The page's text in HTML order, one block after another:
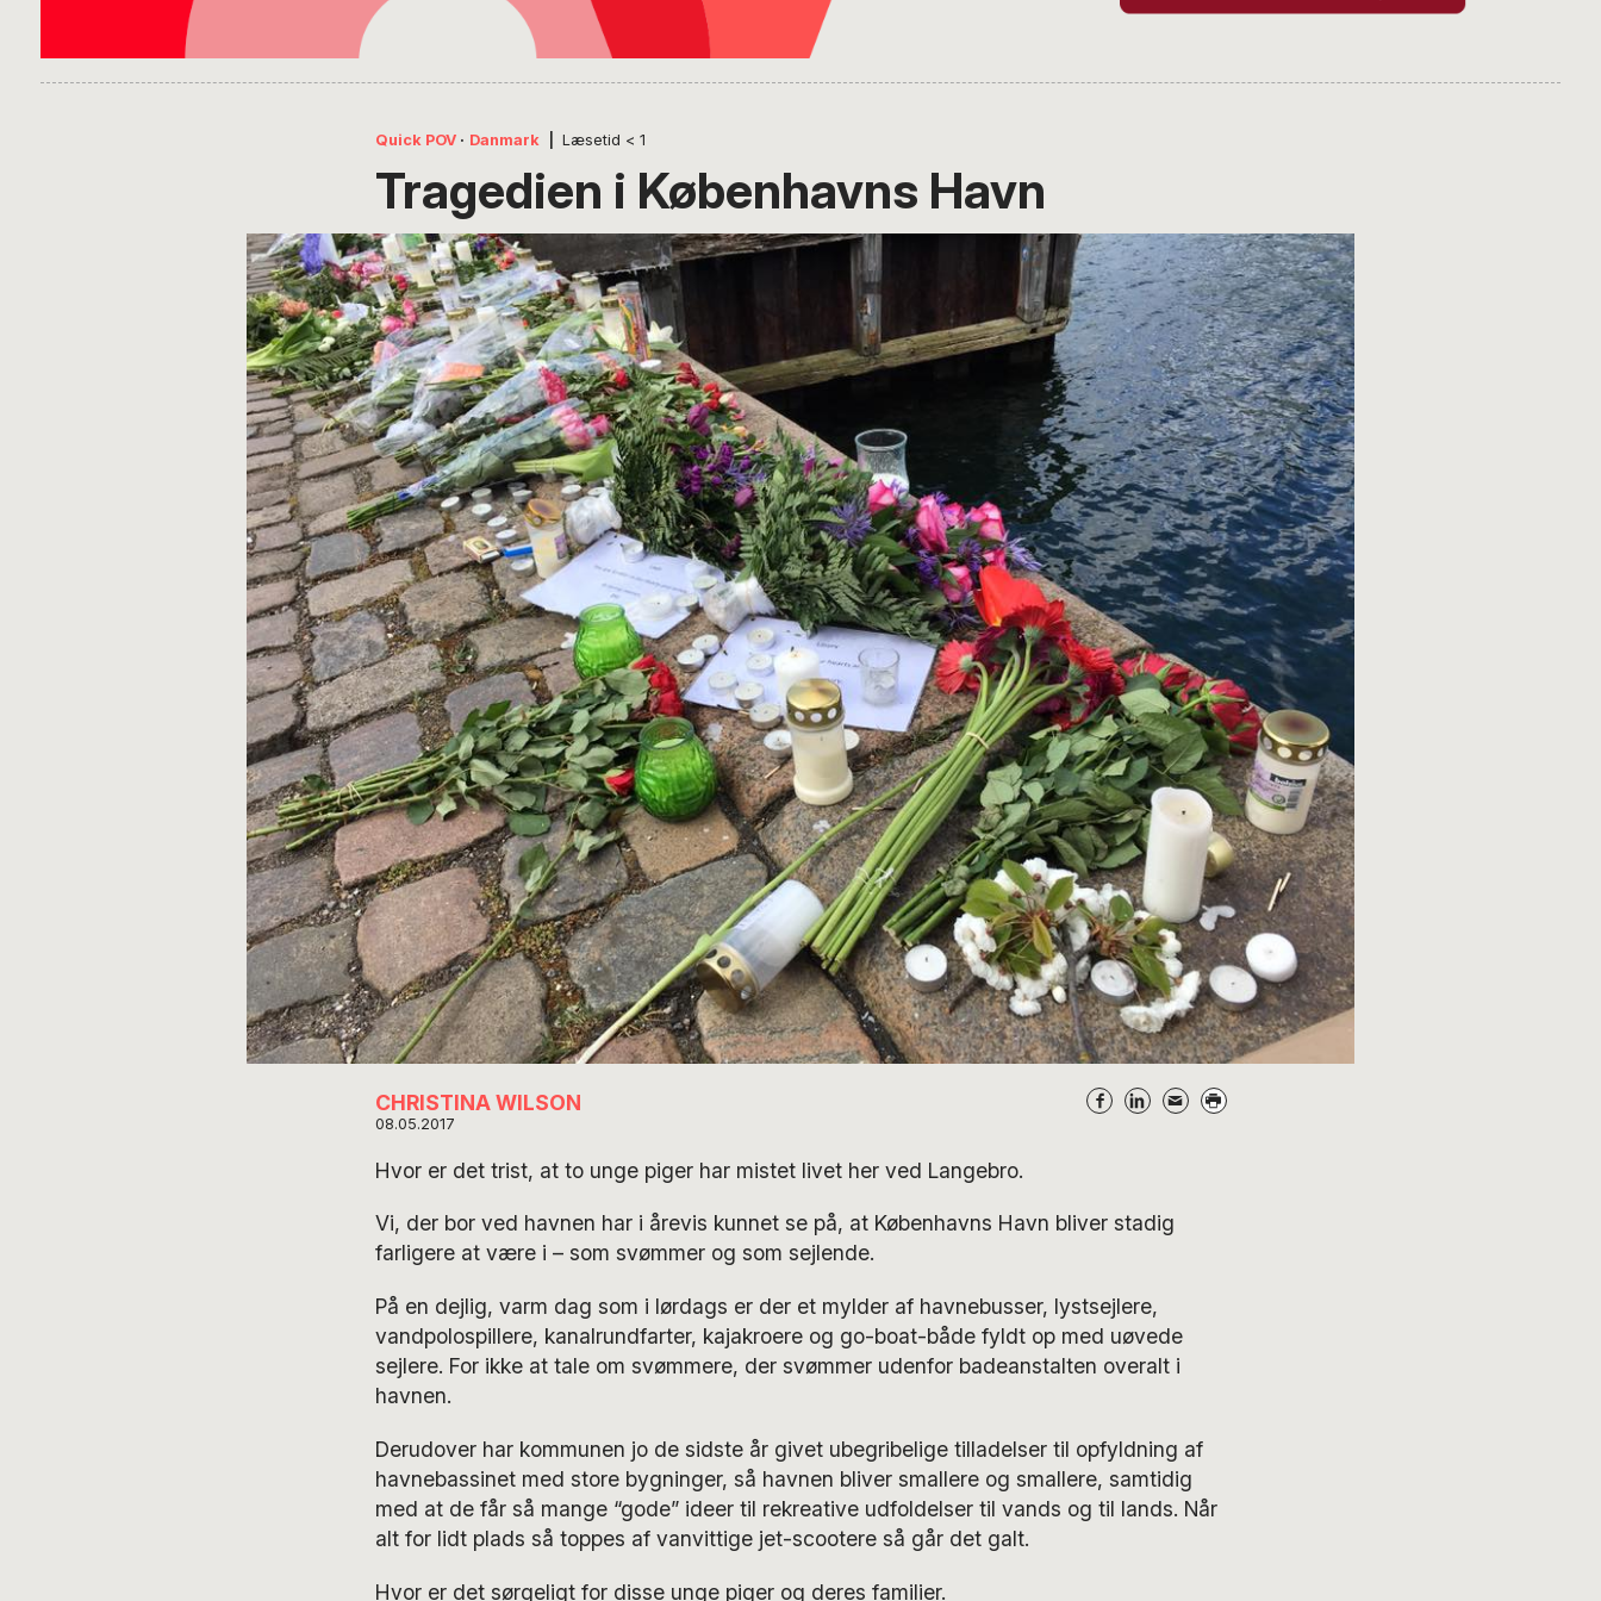
Quick POV · Danmark Læsetid < 1
Tragedien i Københavns Havn
CHRISTINA WILSON
08.05.2017
Hvor er det trist, at to unge piger har mistet livet her ved Langebro.
Vi, der bor ved havnen har i årevis kunnet se på, at Københavns Havn bliver stadig
farligere at være i – som svømmer og som sejlende.
På en dejlig, varm dag som i lørdags er der et mylder af havnebusser, lystsejlere,
vandpolospillere, kanalrundfarter, kajakroere og go-boat-både fyldt op med uøvede
sejlere. For ikke at tale om svømmere, der svømmer udenfor badeanstalten overalt i
havnen.
Derudover har kommunen jo de sidste år givet ubegribelige tilladelser til opfyldning af
havnebassinet med store bygninger, så havnen bliver smallere og smallere, samtidig
med at de får så mange “gode” ideer til rekreative udfoldelser til vands og til lands. Når
alt for lidt plads så toppes af vanvittige jet-scootere så går det galt.
Hvor er det sørgeligt for disse unge piger og deres familier.